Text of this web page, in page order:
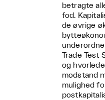
betragte
fod.
de øvrige
Trade
og
modstand
mulighed